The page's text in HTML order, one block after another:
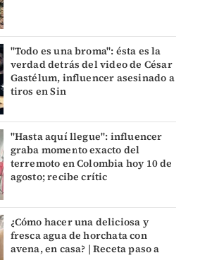
"Todo es una broma": ésta es la
verdad detrás del video de César
Gastélum, influencer asesinado a
tiros en Sin
"Hasta aquí llegue": influencer
graba momento exacto del
terremoto en Colombia hoy 10 de
agosto; recibe crític
¿Cómo hacer una deliciosa y
fresca agua de horchata con
avena, en casa? | Receta paso a